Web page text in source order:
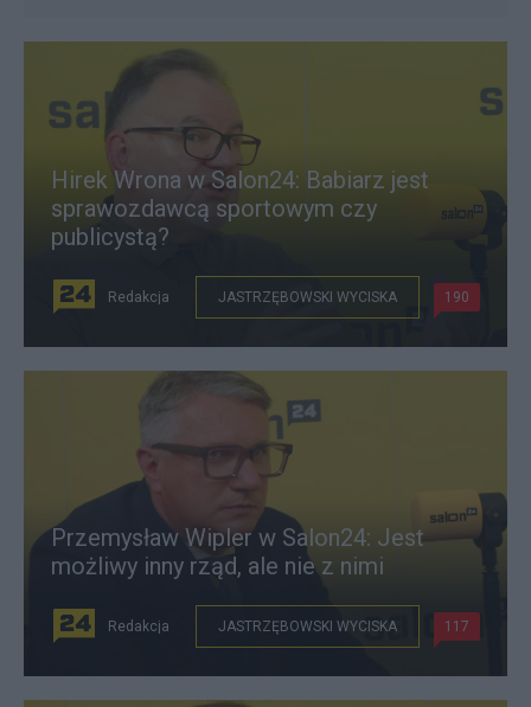
Hirek Wrona w Salon24: Babiarz jest
sprawozdawcą sportowym czy
publicystą?
Redakcja JASTRZĘBOWSKI WYCISKA 190
Przemysław Wipler w Salon24: Jest
możliwy inny rząd, ale nie z nimi
Redakcja JASTRZĘBOWSKI WYCISKA 117